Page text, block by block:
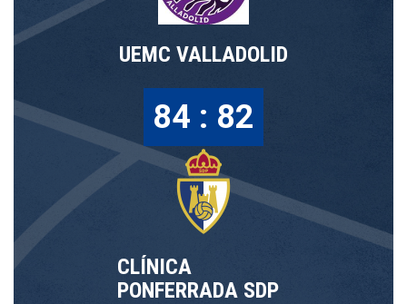
UEMC VALLADOLID
84 : 82
CLÍNICA
PONFERRADA SDP